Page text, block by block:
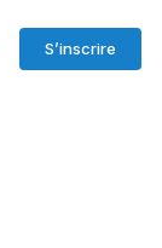
S’inscrire